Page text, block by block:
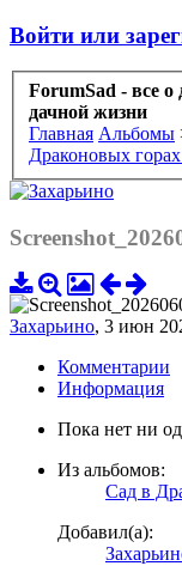
Войти или
ForumSad - все о
дачной жизни
Главная Альбомы
Драконовых
Захарьино, 3 июн
Комментарии
Информация
Пока нет ни
Из альбомов:
Сад в
Добавил(а):